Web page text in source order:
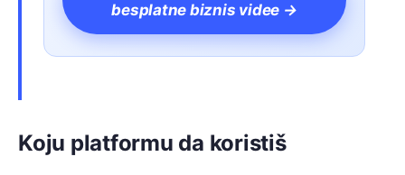
besplatne biznis videe →
Koju platformu da koristiš